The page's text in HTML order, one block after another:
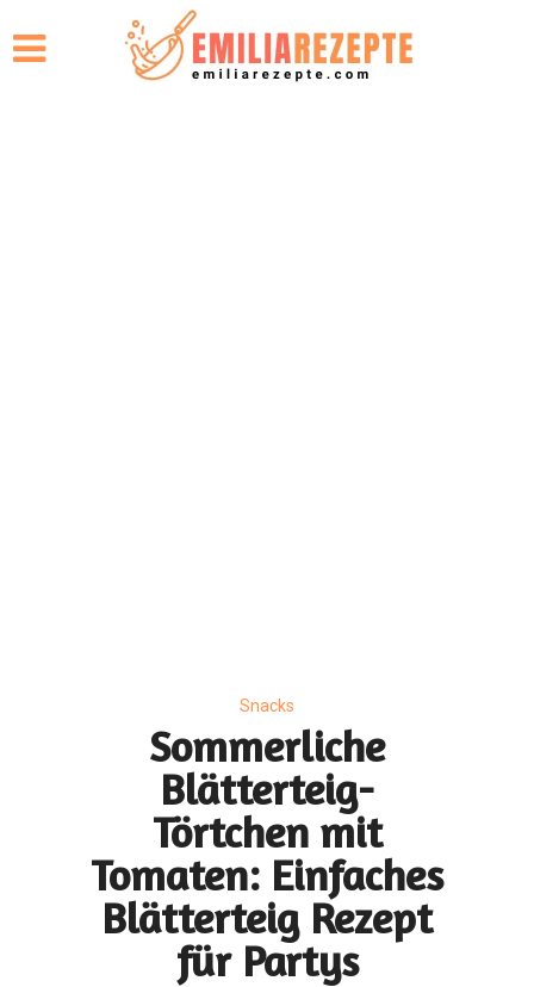
Snacks
Sommerliche
Blätterteig-
Törtchen mit
Tomaten: Einfaches
Blätterteig Rezept
für Partys